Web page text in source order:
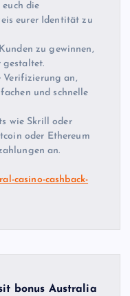
die
eurer Identität zu
zu gewinnen,
gestaltet.
Verifizierung an,
und schnelle
wie Skrill oder
oder Ethereum
an.
casino-cashback-
bonus Australia